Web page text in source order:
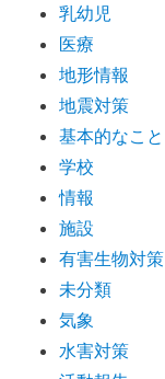
乳幼児
医療
地形情報
地震対策
基本的なこと
学校
情報
施設
有害生物対策
未分類
気象
水害対策